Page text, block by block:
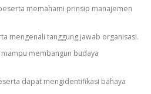
memahami prinsip manajemen
mengenali tanggung jawab organisasi.
membangun budaya
dapat mengidentifikasi bahaya